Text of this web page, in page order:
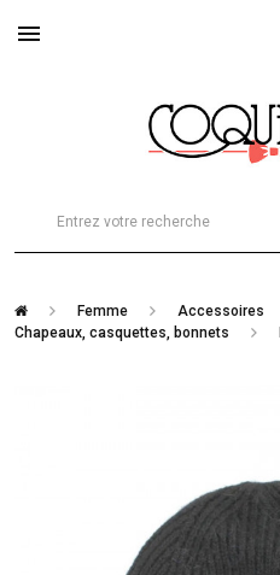
Femme
Accessoires
Chapeaux, casquettes, bonnets